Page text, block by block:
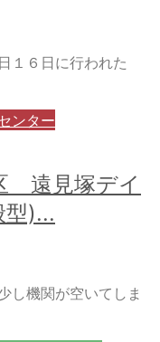
１６日に行われた
ンター
遠見塚デイ
型)...
し機関が空いてしま